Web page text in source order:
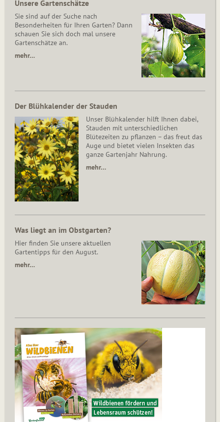
Unsere Gartenschätze
Sie sind auf der Suche nach
Besonderheiten für Ihren Garten? Dann
schauen Sie sich doch mal unsere
Gartenschätze an.
mehr…
Der Blühkalender der Stauden
Unser Blühkalender hilft Ihnen dabei,
Stauden mit unterschiedlichen
Blütezeiten zu pflanzen – das freut das
Auge und bietet vielen Insekten das
ganze Gartenjahr Nahrung.
mehr…
Was liegt an im Obstgarten?
Hier finden Sie unsere aktuellen
Gartentipps für den August.
mehr…